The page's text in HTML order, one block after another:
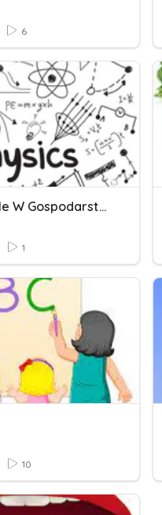
6
Mineralne Sole W Gospodarstwie Domowym
1
10